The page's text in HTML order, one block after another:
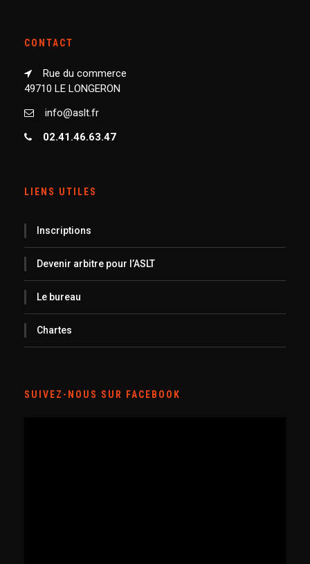
CONTACT
Rue du commerce
49710 LE LONGERON
info@aslt.fr
02.41.46.63.47
LIENS UTILES
Inscriptions
Devenir arbitre pour l’ASLT
Le bureau
Chartes
SUIVEZ-NOUS SUR FACEBOOK